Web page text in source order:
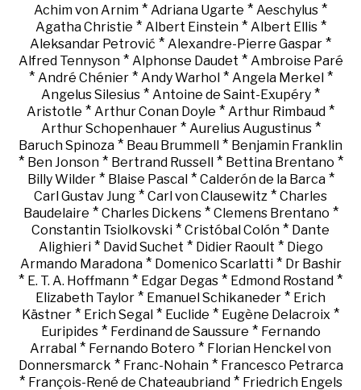
Achim von Arnim * Adriana Ugarte * Aeschylus *
Agatha Christie * Albert Einstein* Albert Ellis*
Aleksandar Petrović * Alexandre-Pierre Gaspar *
Alfred Tennyson* Alphonse Daudet * Ambroise Paré
* André Chénier* Andy Warhol * Angela Merkel *
Angelus Silesius * Antoine de Saint-Exupéry *
Aristotle * Arthur Conan Doyle * Arthur Rimbaud *
Arthur Schopenhauer* Aurelius Augustinus*
Baruch Spinoza * Beau Brummell * Benjamin Franklin
* Ben Jonson* Bertrand Russell * Bettina Brentano *
Billy Wilder* Blaise Pascal* Calderón de la Barca*
Carl Gustav Jung * Carl von Clausewitz * Charles
Baudelaire * Charles Dickens* Clemens Brentano *
Constantin Tsiolkovski * Cristóbal Colón * Dante
Alighieri* David Suchet * Didier Raoult * Diego
Armando Maradona* Domenico Scarlatti* Dr Bashir
* E. T. A. Hoffmann * Edgar Degas * Edmond Rostand *
Elizabeth Taylor * Emanuel Schikaneder * Erich
Kästner * Erich Segal * Euclide * Eugène Delacroix *
Euripides* Ferdinand de Saussure * Fernando
Arrabal * Fernando Botero * Florian Henckel von
Donnersmarck * Franc-Nohain* Francesco Petrarca
* François-René de Chateaubriand* Friedrich Engels